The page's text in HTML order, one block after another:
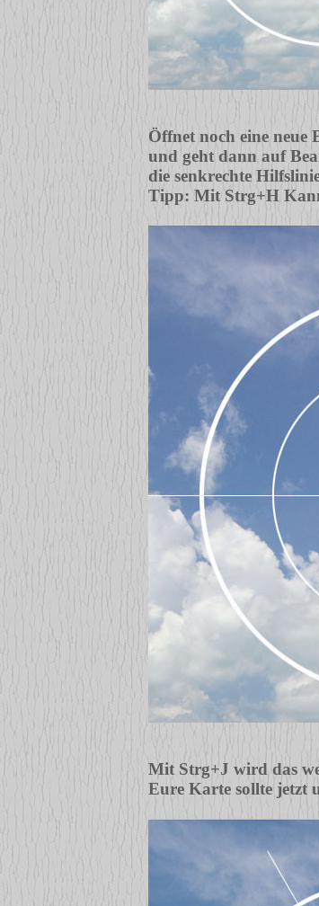
Öffnet noch eine
und geht dann auf
die senkrechte
Tipp: Mit Strg+H
Mit Strg+J wird das
Eure Karte sollte jetzt